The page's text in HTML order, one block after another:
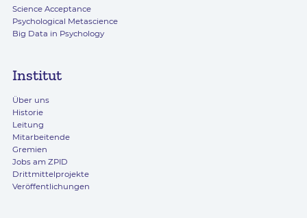
Science Acceptance
Psychological Metascience
Big Data in Psychology
Institut
Über uns
Historie
Leitung
Mitarbeitende
Gremien
Jobs am ZPID
Drittmittelprojekte
Veröffentlichungen